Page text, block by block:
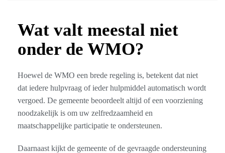
Wat valt meestal niet
onder de WMO?
Hoewel de WMO een brede regeling is, betekent dat niet
dat iedere hulpvraag of ieder hulpmiddel automatisch wordt
vergoed. De gemeente beoordeelt altijd of een voorziening
noodzakelijk is om uw zelfredzaamheid en
maatschappelijke participatie te ondersteunen.
Daarnaast kijkt de gemeente of de gevraagde ondersteuning